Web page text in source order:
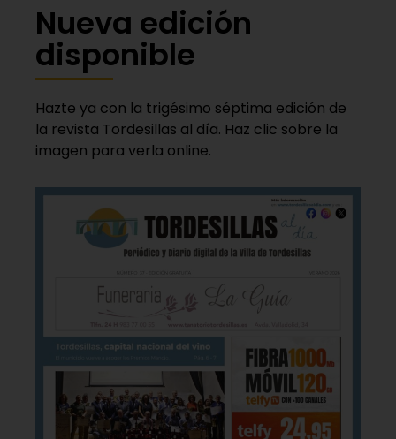
Nueva edición
disponible
Hazte ya con la trigésimo séptima edición de
la revista Tordesillas al día. Haz clic sobre la
imagen para verla online.